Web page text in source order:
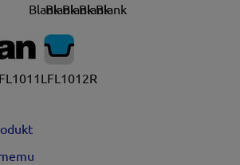
FL1011LFL1012R